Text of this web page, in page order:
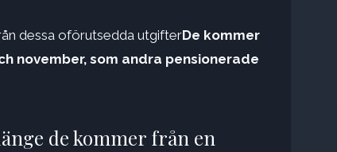
dessa oförutsedda utgifterDe kommer
november, som andra pensionerade
de kommer från en